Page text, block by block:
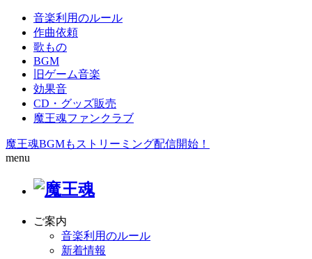
音楽利用のルール
作曲依頼
歌もの
BGM
旧ゲーム音楽
効果音
CD・グッズ販売
魔王魂ファンクラブ
魔王魂BGMもストリーミング配信開始！
menu
ご案内
音楽利用のルール
新着情報